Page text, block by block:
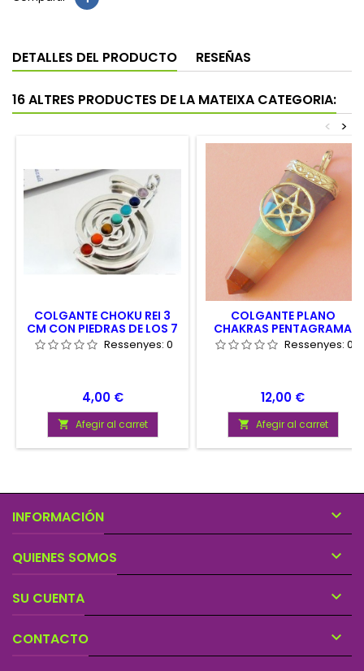
DETALLES DEL PRODUCTO RESEÑAS
16 ALTRES PRODUCTES DE LA MATEIXA CATEGORIA:
>
<
COLGANTE CHOKU REI 3
CM CON PIEDRAS DE LOS 7
CHAKRASRessenyes: 0
Preu
4,00 €
 Afegir al carret
COLGANTE PLANO
CHAKRAS PENTAGRAMA
Ressenyes: 0
Preu
12,00 €
 Afegir al carret
INFORMACIÓN 
QUIENES SOMOS 
SU CUENTA 
CONTACTO 